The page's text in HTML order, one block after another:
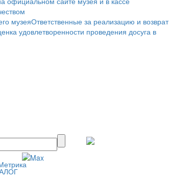
музеяОтветственные за реализацию и возврат
удовлетворенности проведения досуга в